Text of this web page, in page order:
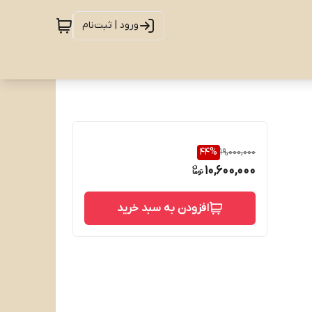
ورود | ثبت‌نام
19,000,000
44%
10,600,000
افزودن به سبد خرید